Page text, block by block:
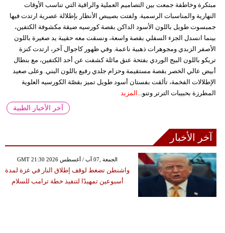
مبتكرة وخاطفة جمعت بين التصاميم العملية والراقية التي تناسب الأوقات
النهارية والمناسبات الرسمية. ولفتت بصيبص الأنظار بإطلالة عصرية ارتدت فيها
جمبسوت طويل باللون الأسود الداكن بقصة كورسيه ضيقة مكشوفة الكتفين،
بينما انسدل الجزء السفلي بقصة واسعة، ونسقت معه حقيبة يد صغيرة باللون
الأصفر الزبدي ومجوهرات ذهبية ناعمة. وفي ظهور كاجوال آخر، ارتدت كنزة
تريكو باللون البيج الوردي بفتحة عنق مائلة كشفت عن أحد الكتفين، مع بنطال
أبيض عالي الخصر بقصة مستقيمة وحزام جلدي رفيع باللون البني. وعلى صعيد
الإطلالات الفخمة، تألقت بفستان أسود طويل تميز بقصّة الكورسيه العلوية
المطرزة بحبيبات الترتر وتنو... المزيد
آخر الأخبار الطبية
آخر الأخبار
GMT 21:30 2026 الجمعة ,07 آب / أغسطس
واشنطن تضغط لوقف إطلاق النار في غزة لمدة
أسبوعين تمهيدًا لتنفيذ خطة ترامب للسلام